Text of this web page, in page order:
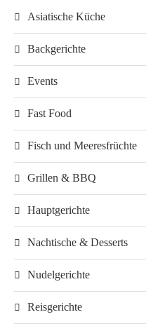
Asiatische Küche
Backgerichte
Events
Fast Food
Fisch und Meeresfrüchte
Grillen & BBQ
Hauptgerichte
Nachtische & Desserts
Nudelgerichte
Reisgerichte